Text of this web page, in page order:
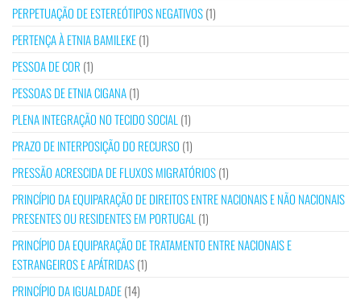
PERPETUAÇÃO DE ESTEREÓTIPOS NEGATIVOS(1)
PERTENÇA À ETNIA BAMILEKE(1)
PESSOA DE COR (1)
PESSOAS DE ETNIA CIGANA(1)
PLENA INTEGRAÇÃO NO TECIDO SOCIAL (1)
PRAZO DE INTERPOSIÇÃO DO RECURSO (1)
PRESSÃO ACRESCIDA DE FLUXOS MIGRATÓRIOS(1)
PRINCÍPIO DA EQUIPARAÇÃO DE DIREITOS ENTRE NACIONAIS E NÃO NACIONAIS
PRESENTES OU RESIDENTES EM PORTUGAL (1)
PRINCÍPIO DA EQUIPARAÇÃO DE TRATAMENTO ENTRE NACIONAIS E
ESTRANGEIROS E APÁTRIDAS(1)
PRINCÍPIO DA IGUALDADE(14)